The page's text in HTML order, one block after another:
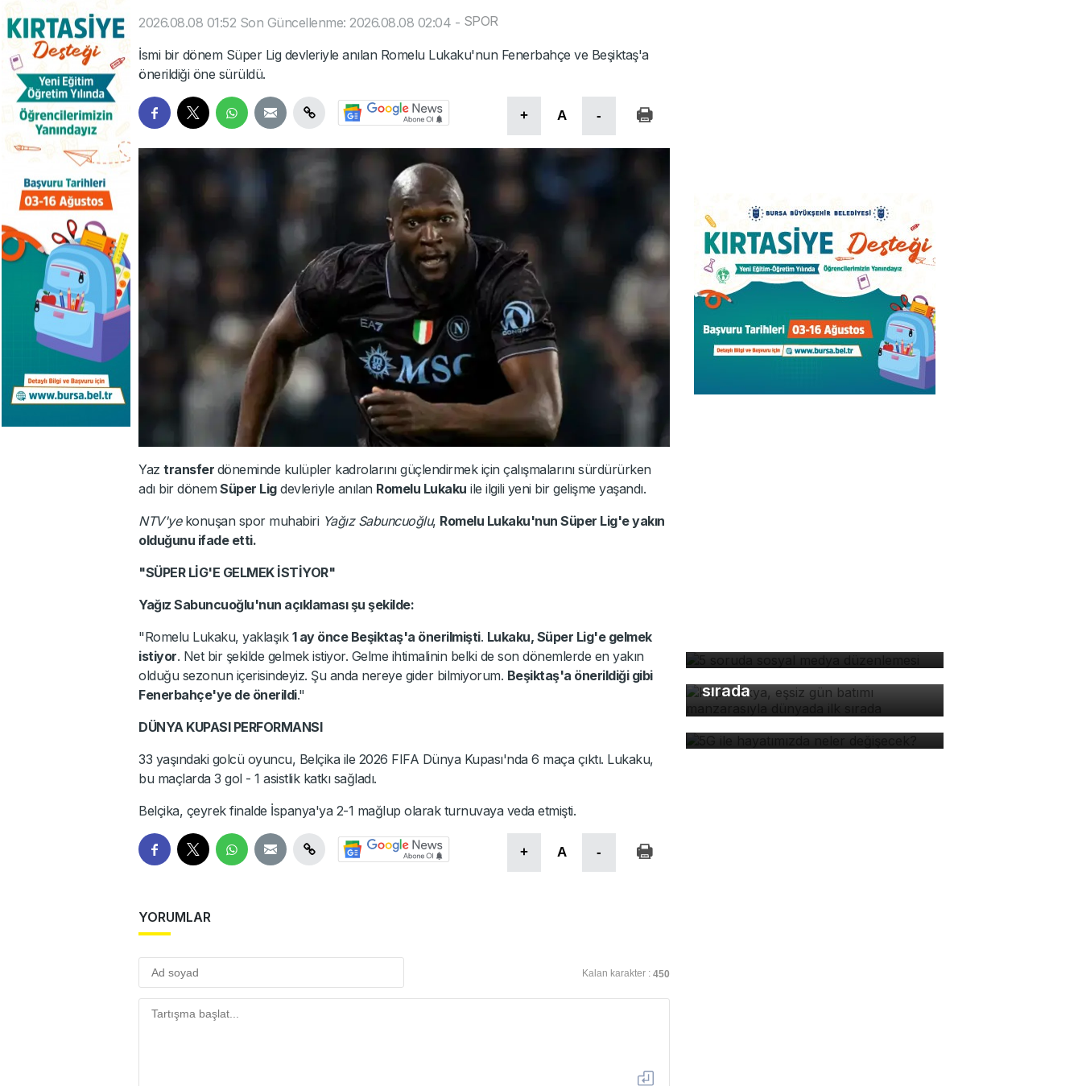
2026.08.08 01:52 Son Güncellenme: 2026.08.08 02:04 - SPOR
İsmi bir dönem Süper Lig devleriyle anılan Romelu Lukaku'nun Fenerbahçe ve Beşiktaş'a
önerildiği öne sürüldü.
+ A -
Yaz transfer döneminde kulüpler kadrolarını güçlendirmek için çalışmalarını sürdürürken
adı bir dönem Süper Ligdevleriyle anılan Romelu Lukaku ile ilgili yeni bir gelişme yaşandı.
NTV'yekonuşan spor muhabiri Yağız Sabuncuoğlu, Romelu Lukaku'nun Süper Lig'e yakın
olduğunu ifade etti.
"SÜPER LİG'E GELMEK İSTİYOR"
Yağız Sabuncuoğlu'nun açıklaması şu şekilde:
"Romelu Lukaku, yaklaşık 1 ay önce Beşiktaş'a önerilmişti. Lukaku, Süper Lig'e gelmek
istiyor. Net bir şekilde gelmek istiyor. Gelme ihtimalinin belki de son dönemlerde en yakın
olduğu sezonun içerisindeyiz. Şu anda nereye gider bilmiyorum. Beşiktaş'a önerildiği gibi
Fenerbahçe'ye de önerildi."
DÜNYA KUPASI PERFORMANSI
33 yaşındaki golcü oyuncu, Belçika ile 2026 FIFA Dünya Kupası'nda 6 maça çıktı. Lukaku,
bu maçlarda 3 gol - 1 asistlik katkı sağladı.
Belçika, çeyrek finalde İspanya'ya 2-1 mağlup olarak turnuvaya veda etmişti.
+ A -
YORUMLAR
Kalan karakter : 450
Kapadokya, eşsiz gün batımı
manzarasıyla dünyada ilk
sırada
5G ile hayatımızda neler
değişecek?